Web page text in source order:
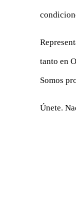
tanto en
Somos
Únete.